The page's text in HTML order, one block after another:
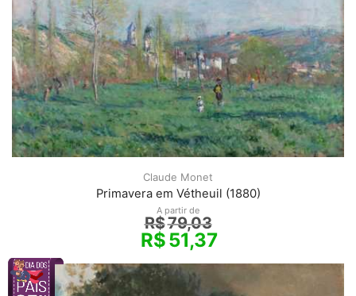
Claude Monet
Primavera em Vétheuil (1880)
A partir de
R$79,03
R$51,37